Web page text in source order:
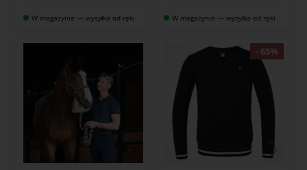
W magazynie — wysyłka od ręki W magazynie — wysyłka od ręki